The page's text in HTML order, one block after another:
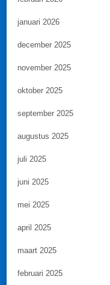
januari 2026
december 2025
november 2025
oktober 2025
september 2025
augustus 2025
juli 2025
juni 2025
mei 2025
april 2025
maart 2025
februari 2025